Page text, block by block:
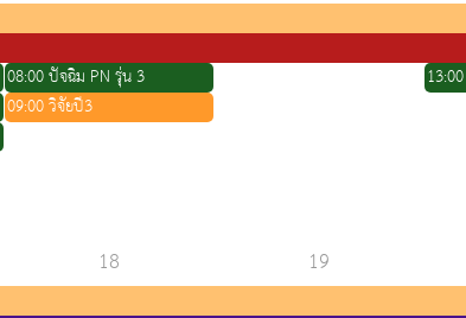
08:00 ปัจฉิม PN รุ่น 3
09:00 วิจัยปี3
18 19